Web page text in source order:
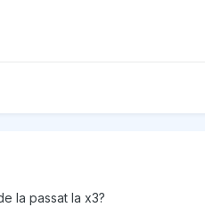
la passat la x3?